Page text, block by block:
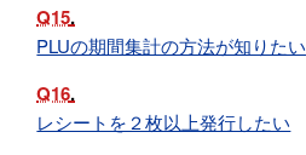
Q15
PLUの期間集計の方法が知りたい
Q16
レシートを２枚以上発行したい